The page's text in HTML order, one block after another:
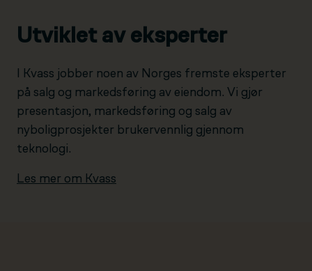
Utviklet av eksperter
I Kvass jobber noen av Norges fremste eksperter
på salg og markedsføring av eiendom. Vi gjør
presentasjon, markedsføring og salg av
nyboligprosjekter brukervennlig gjennom
teknologi.
Les mer om Kvass